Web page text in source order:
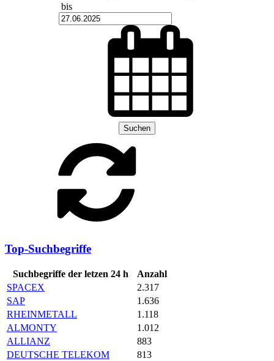
bis
Suchen
Top-Suchbegriffe
Suchbegriffe der letzen 24 h
Anzahl
SPACEX
2.317
SAP
1.636
RHEINMETALL
1.118
ALMONTY
1.012
ALLIANZ
883
DEUTSCHE TELEKOM
813